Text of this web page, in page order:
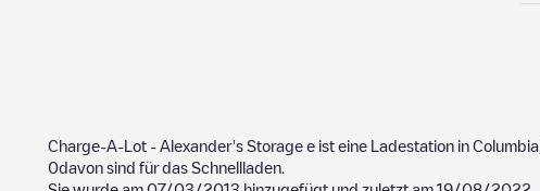
Charge-A-Lot - Alexander's Storage e ist eine Ladestation in Columbia
0davon sind für das Schnellladen.